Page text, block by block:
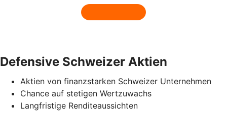
Defensive Schweizer Aktien
Aktien von finanzstarken Schweizer Unternehmen
Chance auf stetigen Wertzuwachs
Langfristige Renditeaussichten